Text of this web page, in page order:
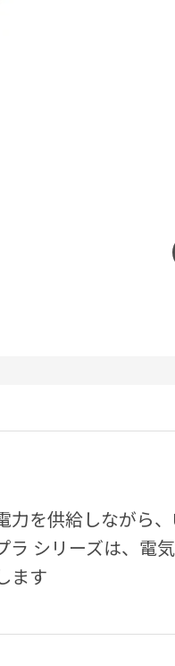
力を供給しながら
ラ シリーズは、電
ます